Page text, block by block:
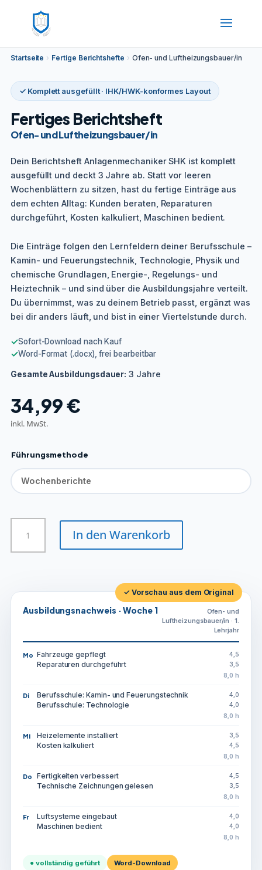
Startseite › Fertige Berichtshefte › Ofen- und Luftheizungsbauer/in
✓ Komplett ausgefüllt · IHK/HWK-konformes Layout
Fertiges Berichtsheft
Ofen- und Luftheizungsbauer/in
Dein Berichtsheft Anlagenmechaniker SHK ist komplett
ausgefüllt und deckt 3 Jahre ab. Statt vor leeren
Wochenblättern zu sitzen, hast du fertige Einträge aus
dem echten Alltag: Kunden beraten, Reparaturen
durchgeführt, Kosten kalkuliert, Maschinen bedient.
Die Einträge folgen den Lernfeldern deiner Berufsschule –
Kamin- und Feuerungstechnik, Technologie, Physik und
chemische Grundlagen, Energie-, Regelungs- und
Heiztechnik – und sind über die Ausbildungsjahre verteilt.
Du übernimmst, was zu deinem Betrieb passt, ergänzt was
bei dir anders läuft, und bist in einer Viertelstunde durch.
✓Sofort-Download nach Kauf
✓Word-Format (.docx), frei bearbeitbar
Gesamte Ausbildungsdauer: 3 Jahre
34,99€
inkl. MwSt.
Führungsmethode
Luftheizungsbauer/in
In den Warenkorb
✓ Vorschau aus dem Original
Ausbildungsnachweis · Woche 1
Ofen- und
Luftheizungsbauer/in · 1.
Lehrjahr
Mo Fahrzeuge gepflegt 4,5
Reparaturen durchgeführt 3,5
8,0 h
Di Berufsschule: Kamin- und Feuerungstechnik 4,0
Berufsschule: Technologie 4,0
8,0 h
Mi Heizelemente installiert 3,5
Kosten kalkuliert 4,5
8,0 h
Do Fertigkeiten verbessert 4,5
Technische Zeichnungen gelesen 3,5
8,0 h
Fr Luftsysteme eingebaut 4,0
Maschinen bedient 4,0
8,0 h
● vollständig geführt Word-Download